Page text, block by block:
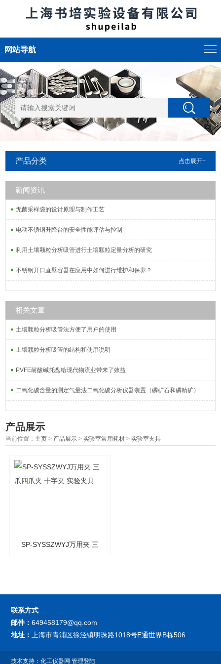
网站导航
产品分类 点击展开+
新闻资讯
无菌采样袋的设计原理与制作工艺
电动不锈钢升降台的安全性能评估与控制
利用土壤颗粒分析吸管进行土壤颗粒定量分析的研究
不锈钢开口直壁容器在应用中如何进行维护和保养？
相关文章
土壤颗粒分析吸管法方便了用户的使用
土壤颗粒分析吸管的结构和使用说明
PVFE耐酸碱托盘给现代物流业带来了效益
二氧化碳含量的测定气量法二氧化碳分析仪器装置（磷矿石和磷精矿）
产品展示
当前位置： 主页 > 产品展示 >实验室常用耗材 >实验室夹具
SP-SYSSZWYJ万用夹 三
联系方式
邮件：649458179@qq.com
地址：
上海市青浦区徐泾镇明珠路1018号E通世界B栋506
技术支持：化工仪器网 管理登陆